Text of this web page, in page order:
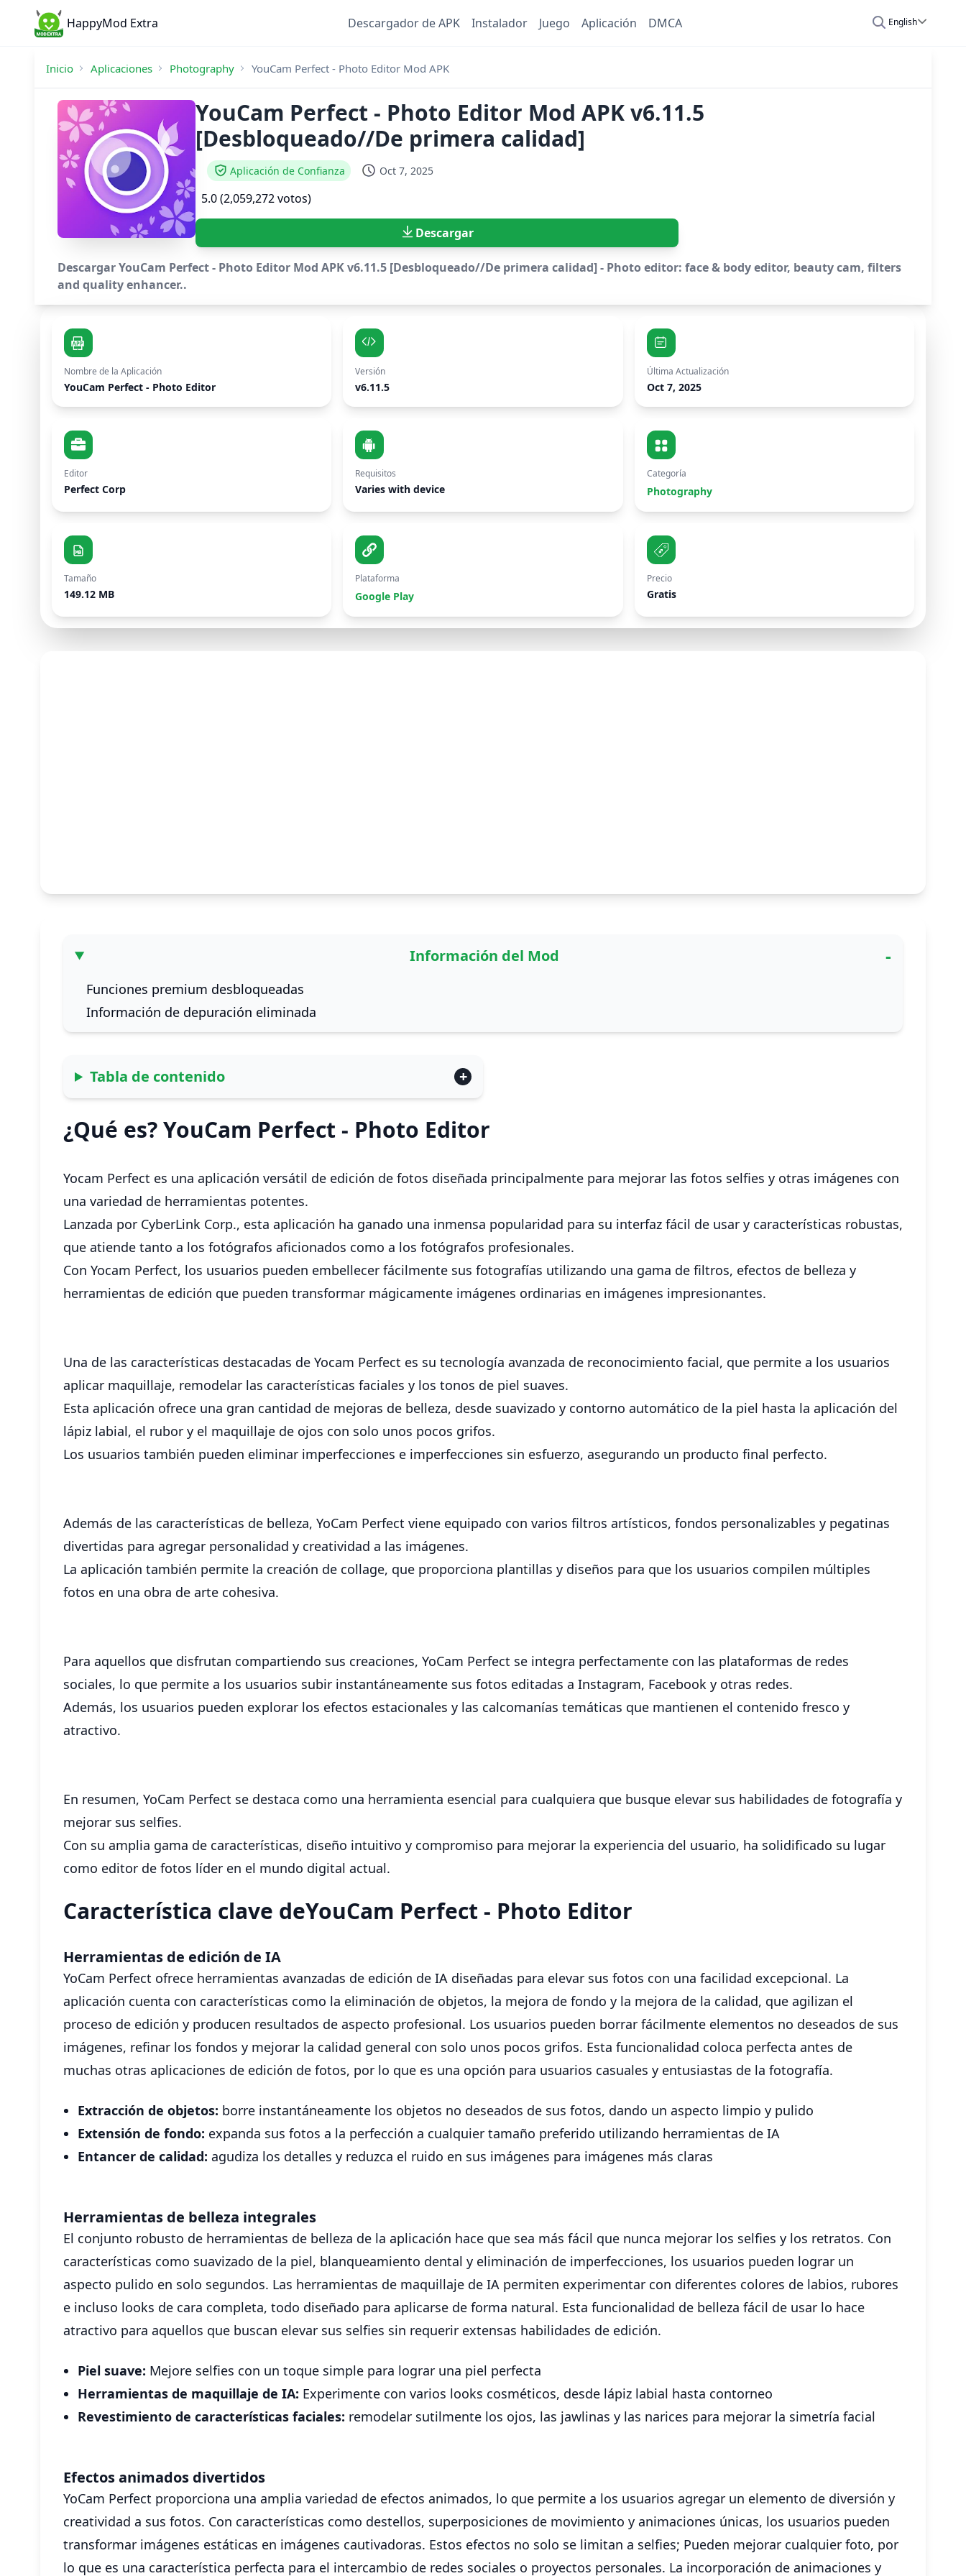
HappyMod Extra Descargador de APK Instalador Juego Aplicación DMCA English
Inicio Aplicaciones Photography YouCam Perfect - Photo Editor Mod APK
YouCam Perfect - Photo Editor Mod APK v6.11.5
[Desbloqueado//De primera calidad]
Aplicación de Confianza Oct 7, 2025
5.0 (2,059,272 votos)
Descargar
Descargar YouCam Perfect - Photo Editor Mod APK v6.11.5 [Desbloqueado//De primera calidad] - Photo editor: face & body editor, beauty cam, filters
and quality enhancer..
Nombre de la Aplicación
YouCam Perfect - Photo Editor
Versión
v6.11.5
Última Actualización
Oct 7, 2025
Editor
Perfect Corp
Requisitos
Varies with device
Categoría
Photography
Tamaño
149.12 MB
Plataforma
Google Play
Precio
Gratis
Información del Mod
Funciones premium desbloqueadas
Información de depuración eliminada
Tabla de contenido
¿Qué es? YouCam Perfect - Photo Editor
Yocam Perfect es una aplicación versátil de edición de fotos diseñada principalmente para mejorar las fotos selfies y otras imágenes con
una variedad de herramientas potentes.
Lanzada por CyberLink Corp., esta aplicación ha ganado una inmensa popularidad para su interfaz fácil de usar y características robustas,
que atiende tanto a los fotógrafos aficionados como a los fotógrafos profesionales.
Con Yocam Perfect, los usuarios pueden embellecer fácilmente sus fotografías utilizando una gama de filtros, efectos de belleza y
herramientas de edición que pueden transformar mágicamente imágenes ordinarias en imágenes impresionantes.
Una de las características destacadas de Yocam Perfect es su tecnología avanzada de reconocimiento facial, que permite a los usuarios
aplicar maquillaje, remodelar las características faciales y los tonos de piel suaves.
Esta aplicación ofrece una gran cantidad de mejoras de belleza, desde suavizado y contorno automático de la piel hasta la aplicación del
lápiz labial, el rubor y el maquillaje de ojos con solo unos pocos grifos.
Los usuarios también pueden eliminar imperfecciones e imperfecciones sin esfuerzo, asegurando un producto final perfecto.
Además de las características de belleza, YoCam Perfect viene equipado con varios filtros artísticos, fondos personalizables y pegatinas
divertidas para agregar personalidad y creatividad a las imágenes.
La aplicación también permite la creación de collage, que proporciona plantillas y diseños para que los usuarios compilen múltiples
fotos en una obra de arte cohesiva.
Para aquellos que disfrutan compartiendo sus creaciones, YoCam Perfect se integra perfectamente con las plataformas de redes
sociales, lo que permite a los usuarios subir instantáneamente sus fotos editadas a Instagram, Facebook y otras redes.
Además, los usuarios pueden explorar los efectos estacionales y las calcomanías temáticas que mantienen el contenido fresco y
atractivo.
En resumen, YoCam Perfect se destaca como una herramienta esencial para cualquiera que busque elevar sus habilidades de fotografía y
mejorar sus selfies.
Con su amplia gama de características, diseño intuitivo y compromiso para mejorar la experiencia del usuario, ha solidificado su lugar
como editor de fotos líder en el mundo digital actual.
Característica clave deYouCam Perfect - Photo Editor
Herramientas de edición de IA
YoCam Perfect ofrece herramientas avanzadas de edición de IA diseñadas para elevar sus fotos con una facilidad excepcional. La
aplicación cuenta con características como la eliminación de objetos, la mejora de fondo y la mejora de la calidad, que agilizan el
proceso de edición y producen resultados de aspecto profesional. Los usuarios pueden borrar fácilmente elementos no deseados de sus
imágenes, refinar los fondos y mejorar la calidad general con solo unos pocos grifos. Esta funcionalidad coloca perfecta antes de
muchas otras aplicaciones de edición de fotos, por lo que es una opción para usuarios casuales y entusiastas de la fotografía.
Extracción de objetos: borre instantáneamente los objetos no deseados de sus fotos, dando un aspecto limpio y pulido
Extensión de fondo: expanda sus fotos a la perfección a cualquier tamaño preferido utilizando herramientas de IA
Entancer de calidad: agudiza los detalles y reduzca el ruido en sus imágenes para imágenes más claras
Herramientas de belleza integrales
El conjunto robusto de herramientas de belleza de la aplicación hace que sea más fácil que nunca mejorar los selfies y los retratos. Con
características como suavizado de la piel, blanqueamiento dental y eliminación de imperfecciones, los usuarios pueden lograr un
aspecto pulido en solo segundos. Las herramientas de maquillaje de IA permiten experimentar con diferentes colores de labios, rubores
e incluso looks de cara completa, todo diseñado para aplicarse de forma natural. Esta funcionalidad de belleza fácil de usar lo hace
atractivo para aquellos que buscan elevar sus selfies sin requerir extensas habilidades de edición.
Piel suave: Mejore selfies con un toque simple para lograr una piel perfecta
Herramientas de maquillaje de IA: Experimente con varios looks cosméticos, desde lápiz labial hasta contorneo
Revestimiento de características faciales: remodelar sutilmente los ojos, las jawlinas y las narices para mejorar la simetría facial
Efectos animados divertidos
YoCam Perfect proporciona una amplia variedad de efectos animados, lo que permite a los usuarios agregar un elemento de diversión y
creatividad a sus fotos. Con características como destellos, superposiciones de movimiento y animaciones únicas, los usuarios pueden
transformar imágenes estáticas en imágenes cautivadoras. Estos efectos no solo se limitan a selfies; Pueden mejorar cualquier foto, por
lo que es una característica perfecta para el intercambio de redes sociales o proyectos personales. La incorporación de animaciones y